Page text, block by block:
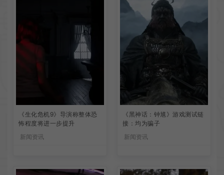
《生化危机9》导演称整体恐
怖程度将进一步提升
新闻资讯
《黑神话：钟馗》游戏测试链
接：均为骗子
新闻资讯